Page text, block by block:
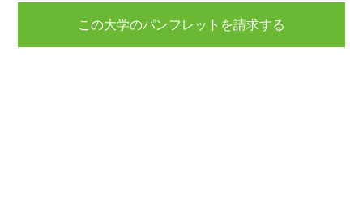
この大学のパンフレットを請求する